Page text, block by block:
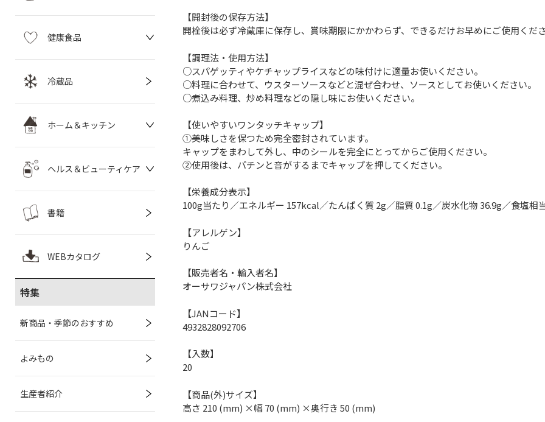
健康食品
冷蔵品
ホーム＆キッチン
ヘルス＆ビューティケア
書籍
WEBカタログ
特集
新商品・季節のおすすめ
よみもの
生産者紹介
【開封後の保存方法】
開栓後は必ず冷蔵庫に保存し、賞味期限にかかわらず、できるだけお早めにご使用くだ
【調理法・使用方法】
○スパゲッティやケチャップライスなどの味付けに適量お使いください。
○料理に合わせて、ウスターソースなどと混ぜ合わせ、ソースとしてお使いください。
○煮込み料理、炒め料理などの隠し味にお使いください。
【使いやすいワンタッチキャップ】
①美味しさを保つため完全密封されています。
キャップをまわして外し、中のシールを完全にとってからご使用ください。
②使用後は、パチンと音がするまでキャップを押してください。
【栄養成分表示】
100g当たり／エネルギー 157kcal／たんぱく質 2g／脂質 0.1g／炭水化物 36.9g／食塩相
【アレルゲン】
りんご
【販売者名・輸入者名】
オーサワジャパン株式会社
【JANコード】
4932828092706
【入数】
20
【商品(外)サイズ】
高さ 210 (mm) ×幅 70 (mm) ×奥行き 50 (mm)